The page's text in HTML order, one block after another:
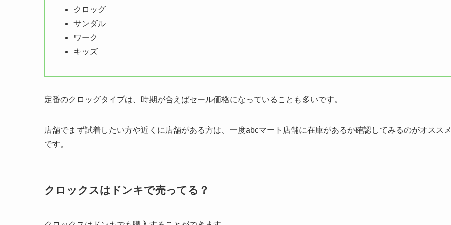
クロッグ
サンダル
ワーク
キッズ
定番のクロッグタイプは、時期が合えばセール価格になっていることも多いです。
店舗でまず試着したい方や近くに店舗がある方は、一度abcマート店舗に在庫があるか確認してみるのがオスス
です。
クロックスはドンキで売ってる？